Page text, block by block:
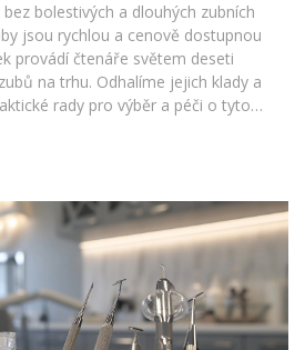
bolestivých a dlouhých zubních
jsou rychlou a cenově dostupnou
provádí čtenáře světem deseti
na trhu. Odhalíme jejich klady a
rady pro výběr a péči o tyto